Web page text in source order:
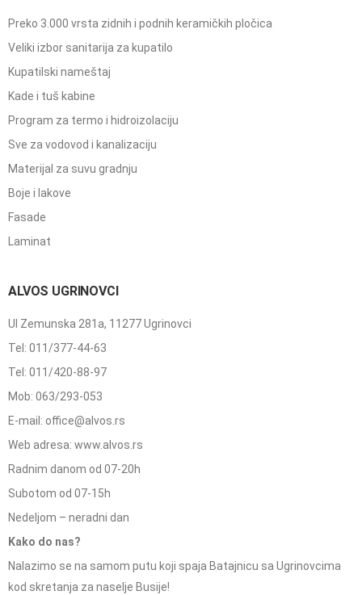
Preko 3.000 vrsta zidnih i podnih keramičkih pločica
Veliki izbor sanitarija za kupatilo
Kupatilski nameštaj
Kade i tuš kabine
Program za termo i hidroizolaciju
Sve za vodovod i kanalizaciju
Materijal za suvu gradnju
Boje i lakove
Fasade
Laminat
ALVOS UGRINOVCI
Ul Zemunska 281a, 11277 Ugrinovci
Tel: 011/377-44-63
Tel: 011/420-88-97
Mob: 063/293-053
E-mail: office@alvos.rs
Web adresa: www.alvos.rs
Radnim danom od 07-20h
Subotom od 07-15h
Nedeljom – neradni dan
Kako do nas?
Nalazimo se na samom putu koji spaja Batajnicu sa Ugrinovcima
kod skretanja za naselje Busije!